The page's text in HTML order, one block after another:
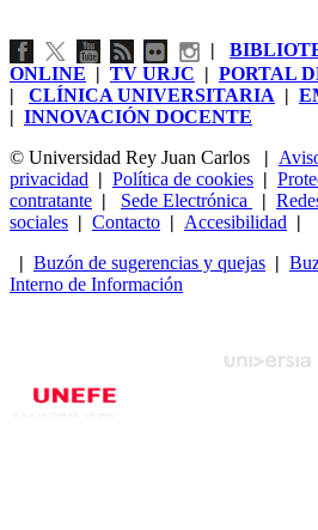
|
ONLINE | TV URJC | PORTAL
| CLÍNICA UNIVERSITARIA |
| INNOVACIÓN DOCENTE
© Universidad Rey Juan Carlos
|
privacidad | Política de cookies |
contratante | Sede Electrónica |
sociales | Contacto | Accesibilidad |
| Buzón de sugerencias y quejas |
Interno de Información